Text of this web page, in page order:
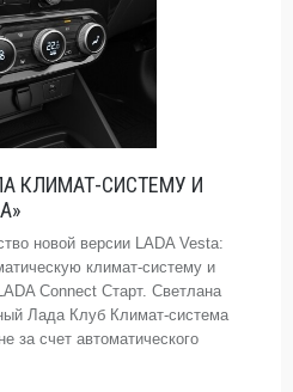
КЛИМАТ-СИСТЕМУ И
новой версии LADA Vesta:
климат-систему и
Connect Старт. Светлана
Лада Клуб Климат-система
за счет автоматического